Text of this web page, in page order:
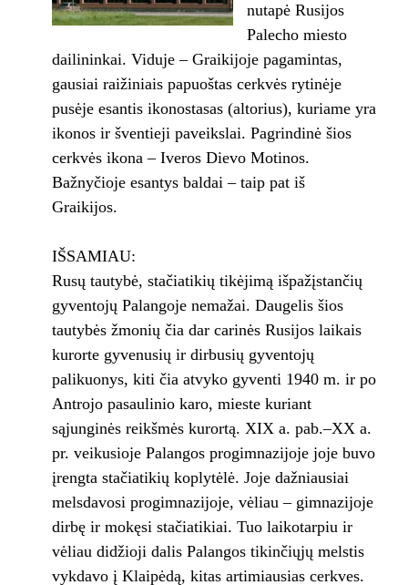
nutapė Rusijos
Palecho miesto
dailininkai. Viduje – Graikijoje pagamintas,
gausiai raižiniais papuoštas cerkvės rytinėje
pusėje esantis ikonostasas (altorius), kuriame yra
ikonos ir šventieji paveikslai. Pagrindinė šios
cerkvės ikona – Iveros Dievo Motinos.
Bažnyčioje esantys baldai – taip pat iš
Graikijos.
IŠSAMIAU:
Rusų tautybė, stačiatikių tikėjimą išpažįstančių
gyventojų Palangoje nemažai. Daugelis šios
tautybės žmonių čia dar carinės Rusijos laikais
kurorte gyvenusių ir dirbusių gyventojų
palikuonys, kiti čia atvyko gyventi 1940 m. ir po
Antrojo pasaulinio karo, mieste kuriant
sąjunginės reikšmės kurortą. XIX a. pab.–XX a.
pr. veikusioje Palangos progimnazijoje joje buvo
įrengta stačiatikių koplytėlė. Joje dažniausiai
melsdavosi progimnazijoje, vėliau – gimnazijoje
dirbę ir mokęsi stačiatikiai. Tuo laikotarpiu ir
vėliau didžioji dalis Palangos tikinčiųjų melstis
vykdavo į Klaipėdą, kitas artimiausias cerkves.